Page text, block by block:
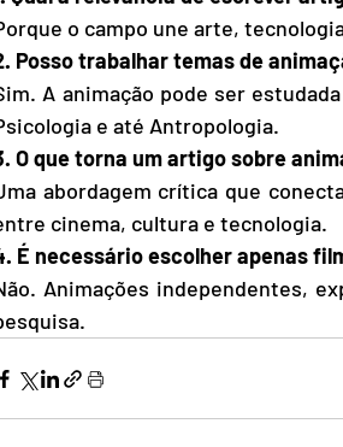
o campo une arte,
Posso trabalhar temas de
A animação pode ser
e até Antropologia.
O que torna um artigo sobre
abordagem crítica que
cinema, cultura e tecnologia.
É necessário escolher apenas
Animações independentes,